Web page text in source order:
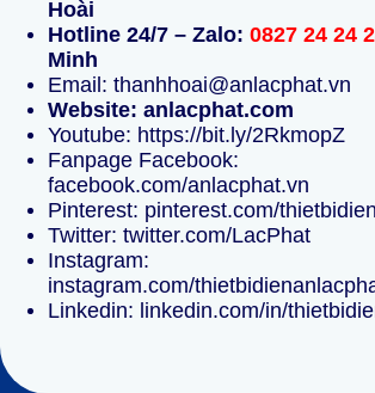
Hoài
Hotline 24/7 – Zalo: 0827 24 24
Minh
Email: thanhhoai@anlacphat.vn
Website: anlacphat.com
Youtube: https://bit.ly/2RkmopZ
Fanpage Facebook:
facebook.com/anlacphat.vn
Pinterest: pinterest.com/
Twitter: twitter.com/LacPhat
Instagram:
instagram.com/
Linkedin: linkedin.com/in/